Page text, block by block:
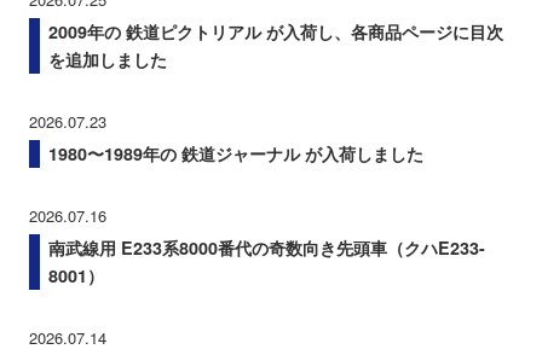
2009年の 鉄道ピクトリアル が入荷し、各商品ページに目次
を追加しました
2026.07.23
1980〜1989年の 鉄道ジャーナル が入荷しました
2026.07.16
南武線用 E233系8000番代の奇数向き先頭車（クハE233-
8001）
2026.07.14